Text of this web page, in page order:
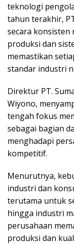
teknologi
tahun terakhir,
secara konsisten
produksi dan
memastikan
standar industri
Direktur PT.
Wiyono,
tengah fokus
sebagai bagian
menghadapi
kompetitif.
Menurutnya,
industri dan
terutama untuk
hingga industri
perusahaan
produksi dan